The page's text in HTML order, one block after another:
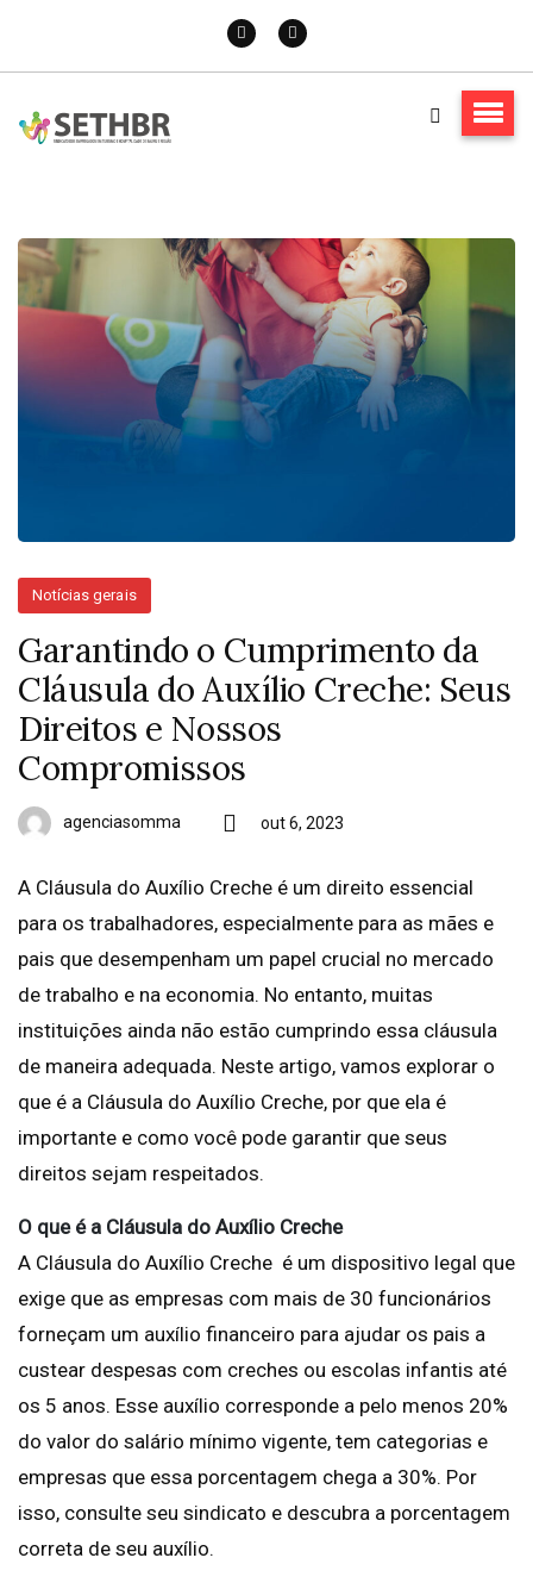
Notícias gerais
Garantindo o Cumprimento da
Cláusula do Auxílio Creche: Seus
Direitos e Nossos
Compromissos
agenciasomma out 6, 2023
A Cláusula do Auxílio Creche é um direito essencial
para os trabalhadores, especialmente para as mães e
pais que desempenham um papel crucial no mercado
de trabalho e na economia. No entanto, muitas
instituições ainda não estão cumprindo essa cláusula
de maneira adequada. Neste artigo, vamos explorar o
que é a Cláusula do Auxílio Creche, por que ela é
importante e como você pode garantir que seus
direitos sejam respeitados.
O que é a Cláusula do Auxílio Creche
A Cláusula do Auxílio Creche é um dispositivo legal que
exige que as empresas com mais de 30 funcionários
forneçam um auxílio financeiro para ajudar os pais a
custear despesas com creches ou escolas infantis até
os 5 anos. Esse auxílio corresponde a pelo menos 20%
do valor do salário mínimo vigente, tem categorias e
empresas que essa porcentagem chega a 30%. Por
isso, consulte seu sindicato e descubra a porcentagem
correta de seu auxílio.